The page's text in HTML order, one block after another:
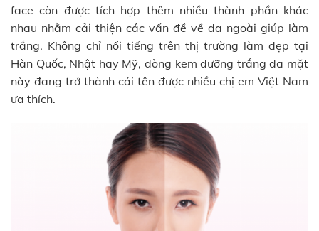
face còn được tích hợp thêm nhiều thành phần khác
nhau nhằm cải thiện các vấn đề về da ngoài giúp làm
trắng. Không chỉ nổi tiếng trên thị trường làm đẹp tại
Hàn Quốc, Nhật hay Mỹ, dòng kem dưỡng trắng da mặt
này đang trở thành cái tên được nhiều chị em Việt Nam
ưa thích.